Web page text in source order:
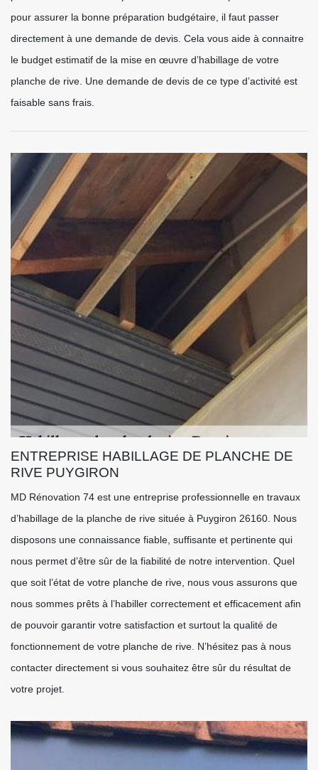
pour assurer la bonne préparation budgétaire, il faut passer
directement à une demande de devis. Cela vous aide à connaitre
le budget estimatif de la mise en œuvre d’habillage de votre
planche de rive. Une demande de devis de ce type d’activité est
faisable sans frais.
ENTREPRISE HABILLAGE DE PLANCHE DE
RIVE PUYGIRON
MD Rénovation 74 est une entreprise professionnelle en travaux
d’habillage de la planche de rive située à Puygiron 26160. Nous
disposons une connaissance fiable, suffisante et pertinente qui
nous permet d’être sûr de la fiabilité de notre intervention. Quel
que soit l’état de votre planche de rive, nous vous assurons que
nous sommes prêts à l’habiller correctement et efficacement afin
de pouvoir garantir votre satisfaction et surtout la qualité de
fonctionnement de votre planche de rive. N’hésitez pas à nous
contacter directement si vous souhaitez être sûr du résultat de
votre projet.